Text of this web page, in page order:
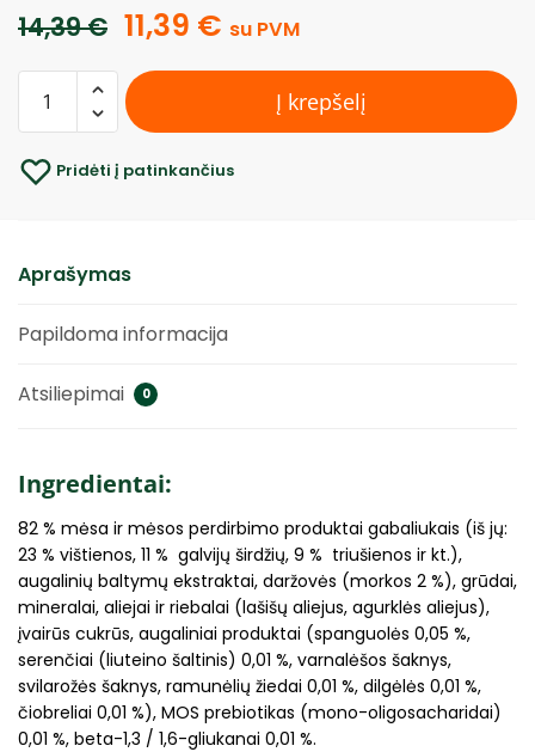
14,39€ 11,39 € su PVM
Į krepšelį
Pridėti į patinkančius
Aprašymas
Papildoma informacija
Atsiliepimai 0
Ingredientai:
82 % mėsa ir mėsos perdirbimo produktai gabaliukais (iš jų:
23 % vištienos, 11 % galvijų širdžių, 9 % triušienos ir kt.),
augalinių baltymų ekstraktai, daržovės (morkos 2 %), grūdai,
mineralai, aliejai ir riebalai (lašišų aliejus, agurklės aliejus),
įvairūs cukrūs, augaliniai produktai (spanguolės 0,05 %,
serenčiai (liuteino šaltinis) 0,01 %, varnalėšos šaknys,
svilarožės šaknys, ramunėlių žiedai 0,01 %, dilgėlės 0,01 %,
čiobreliai 0,01 %), MOS prebiotikas (mono-oligosacharidai)
0,01 %, beta-1,3 / 1,6-gliukanai 0,01 %.